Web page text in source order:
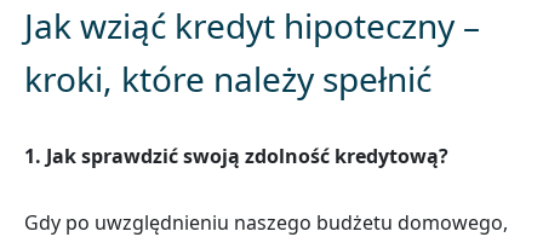
Jak wziąć kredyt hipoteczny –
kroki, które należy spełnić
1. Jak sprawdzić swoją zdolność kredytową?
Gdy po uwzględnieniu naszego budżetu domowego,